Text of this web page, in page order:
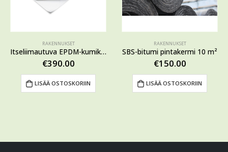
RAKENNUKSET
Itseliimautuva EPDM-kumikermi 1,5 x 10 m
€390.00
LISÄÄ OSTOSKORIIN
RAKENNUKSET
SBS-bitumi pintakermi 10 m²
€150.00
LISÄÄ OSTOSKORIIN